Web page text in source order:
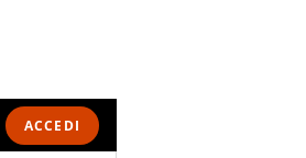
ACCEDI